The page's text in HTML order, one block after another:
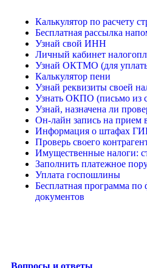
Калькулятор по расчету
Бесплатная рассылка
Узнай свой ИНН
Личный кабинет
Узнай ОКТМО (для
Калькулятор пени
Узнай реквизиты своей
Узнать ОКПО (письмо из
Узнай, назначена ли
Он-лайн запись на прием
Информация о штафах
Проверь своего
Имущественные налоги:
Заполнить платежное
Уплата госпошлины
Бесплатная программа
документов
Вопросы и ответы